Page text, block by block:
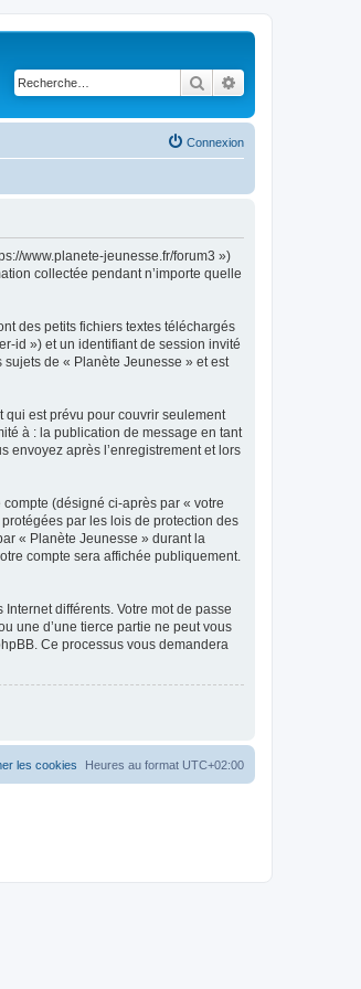
Rechercher
Connexion
www.planete-jeunesse.fr/forum3 »)
collectée pendant n’importe quelle
des petits fichiers textes téléchargés
id ») et un identifiant de session invité
de « Planète Jeunesse » et est
est prévu pour couvrir seulement
à : la publication de message en tant
envoyez après l’enregistrement et lors
(désigné ci-après par « votre
par les lois de protection des
« Planète Jeunesse » durant la
compte sera affichée publiquement.
différents. Votre mot de passe
une d’une tierce partie ne peut vous
Ce processus vous demandera
Heures au format UTC+02:00
les cookies